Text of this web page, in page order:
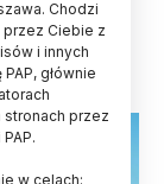
Chodzi
przez Ciebie z
i innych
głównie
przez
w celach: